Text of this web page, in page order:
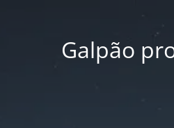
Galpão